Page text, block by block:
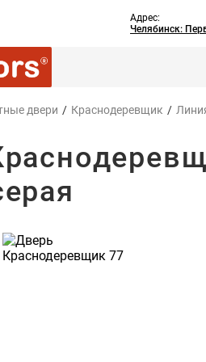
Адрес:
Челябинск:
двери / Краснодеревщик /